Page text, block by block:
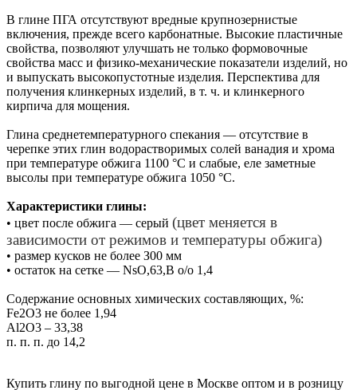
В глине ПГА отсутствуют вредные крупнозернистые
включения, прежде всего карбонатные. Высокие пластичные
свойства, позволяют улучшать не только формовочные
свойства масс и физико-механические показатели изделий, но
и выпускать высокопустотные изделия. Перспектива для
получения клинкерных изделий, в т. ч. и клинкерного
кирпича для мощения.
Глина среднетемпературного спекания — отсутствие в
черепке этих глин водорастворимых солей ванадия и хрома
при температуре обжига 1100 °С и слабые, еле заметные
высолы при температуре обжига 1050 °С.
Характеристики глины:
• цвет после обжига — серый (цвет меняется в
зависимости от режимов и температуры обжига)
• размер кусков не более З00 мм
• остаток на сетке — NsO,63,B о/о 1,4
Содержание основных химических составляющих, %:
Fе2О3 не более 1,94
Аl2О3 – 33,38
п. п. п. до 14,2
Купить глину по выгодной цене в Москве оптом и в розницу